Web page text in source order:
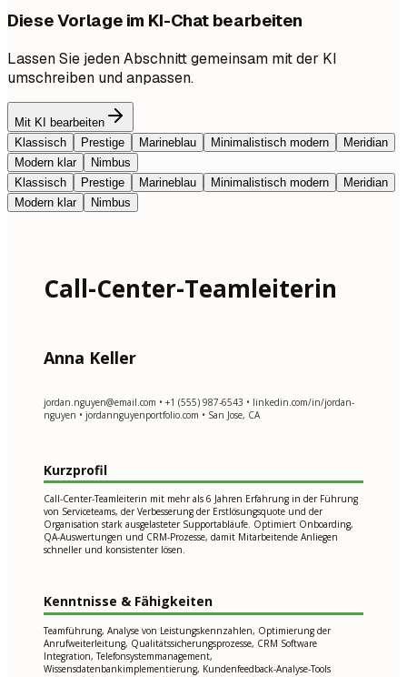
Diese Vorlage im KI-Chat bearbeiten
Lassen Sie jeden Abschnitt gemeinsam mit der KI
umschreiben und anpassen.
Mit KI bearbeiten
Klassisch
Prestige Marineblau Minimalistisch modern
Meridian
Modern klar
Nimbus
Klassisch
Prestige Marineblau Minimalistisch modern
Meridian
Modern klar
Nimbus
Call-Center-Teamleiterin
Anna Keller
jordan.nguyen@email.com • +1 (555) 987-6543 • linkedin.com/in/jordan-
nguyen • jordannguyenportfolio.com • San Jose, CA
Kurzprofil
Call-Center-Teamleiterin mit mehr als 6 Jahren Erfahrung in der Führung
von Serviceteams, der Verbesserung der Erstlösungsquote und der
Organisation stark ausgelasteter Supportabläufe. Optimiert Onboarding,
QA-Auswertungen und CRM-Prozesse, damit Mitarbeitende Anliegen
schneller und konsistenter lösen.
Kenntnisse & Fähigkeiten
Teamführung, Analyse von Leistungskennzahlen, Optimierung der
Anrufweiterleitung, Qualitätssicherungsprozesse, CRM Software
Integration, Telefonsystemmanagement,
Wissensdatenbankimplementierung, Kundenfeedback-Analyse-Tools